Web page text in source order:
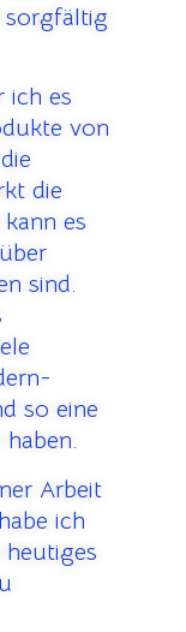
sorgfältig
ich es
von
die
es
sind.
so eine
Arbeit
ich